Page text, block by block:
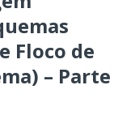
Floco de
– Parte